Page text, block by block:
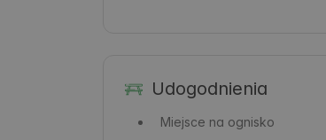
Udogodnienia
Miejsce na ognisko